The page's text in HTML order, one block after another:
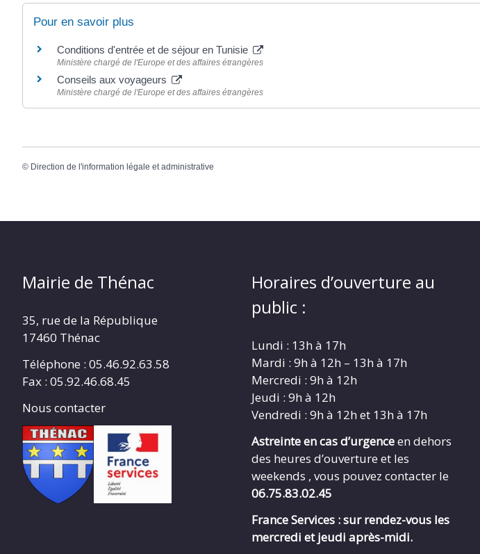
Pour en savoir plus
Conditions d'entrée et de séjour en Tunisie
Ministère chargé de l'Europe et des affaires étrangères
Conseils aux voyageurs
Ministère chargé de l'Europe et des affaires étrangères
© Direction de l'information légale et administrative
Mairie de Thénac
35, rue de la République
17460 Thénac
Téléphone : 05.46.92.63.58
Fax : 05.92.46.68.45
Nous contacter
Horaires d’ouverture au
public :
Lundi : 13h à 17h
Mardi : 9h à 12h – 13h à 17h
Mercredi : 9h à 12h
Jeudi : 9h à 12h
Vendredi : 9h à 12h et 13h à 17h
Astreinte en cas d’urgenceen dehors
des heures d’ouverture et les
weekends , vous pouvez contacter le
06.75.83.02.45
France Services : sur rendez-vous les
mercredi et jeudi après-midi.